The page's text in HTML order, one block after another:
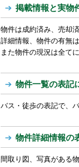
掲載情報と実物
物件は成約済み、売却
詳細情報、物件の有無
また物件の現況は全て
物件一覧の表記
バス・徒歩の表記で、
物件詳細情報の
間取り図、写真がある